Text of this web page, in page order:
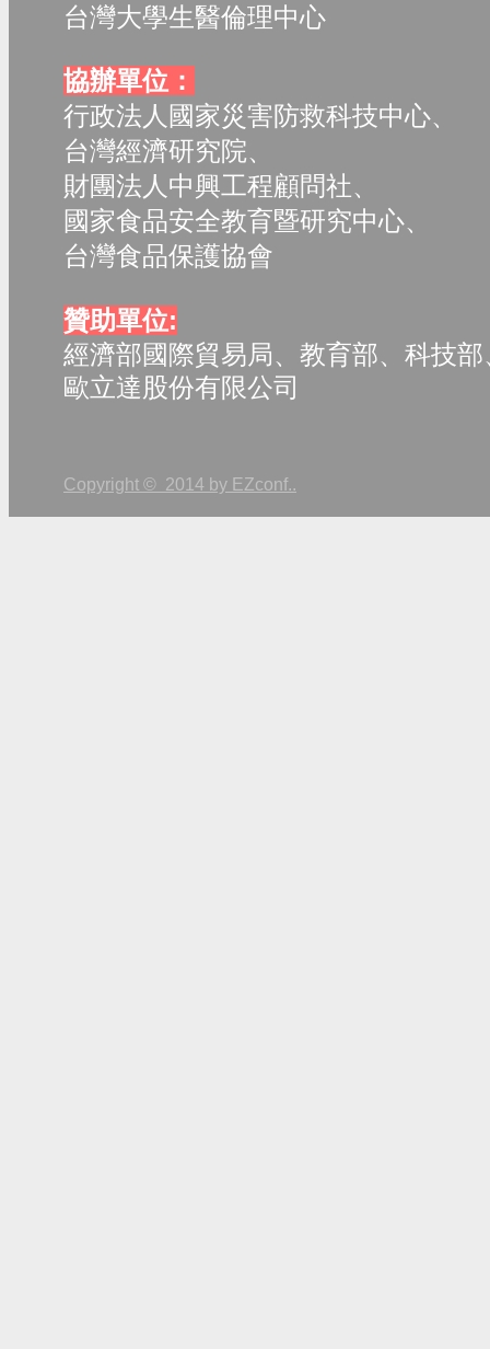
台灣大學生醫倫理中心
協辦單位：
行政法人國家災害防救科技中心、
台灣經濟研究院、
財團法人中興工程顧問社、
國家食品安全教育暨研究中心、
台灣食品保護協會
贊助單位:
經濟部國際貿易局、教育部、科技
歐立達股份有限公司
Copyright © 2014 by EZconf..